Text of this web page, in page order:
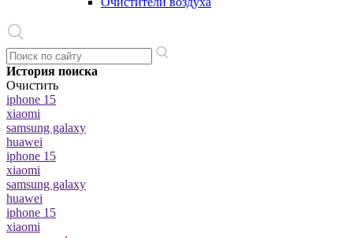
История поиска
Очистить
iphone 15
xiaomi
samsung galaxy
huawei
iphone 15
xiaomi
samsung galaxy
huawei
iphone 15
xiaomi